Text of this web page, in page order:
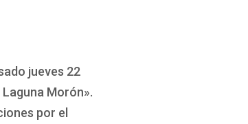
jueves 22
Morón».
por el